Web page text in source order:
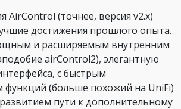
AirControl (точнее, версия v2.x)
достижения прошлого опыта.
и расширяемым внутренним
airControl2), элегантную
с быстрым
функций (больше похожий на UniFi)
пути к дополнительному